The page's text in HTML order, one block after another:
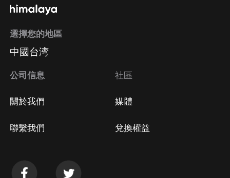
選擇您的地區
中國台湾
公司信息
關於我們
聯繫我們
社區
媒體
兌換權益